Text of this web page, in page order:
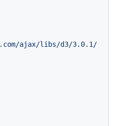
ajax/libs/d3/3.0.1/